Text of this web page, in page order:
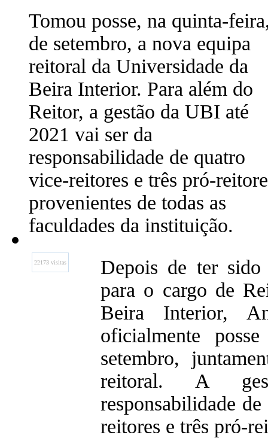
Tomou posse, na quinta-
de setembro, a nova equipa
reitoral da Universidade da
Beira Interior. Para além do
Reitor, a gestão da UBI até
2021 vai ser da
responsabilidade de quatro
vice-reitores e três pró-
provenientes de todas as
faculdades da instituição.
22173 visitas
Depois de ter
para o cargo de
Beira Interior,
oficialmente
setembro,
reitoral. A
responsabilidade
reitores e três pró-